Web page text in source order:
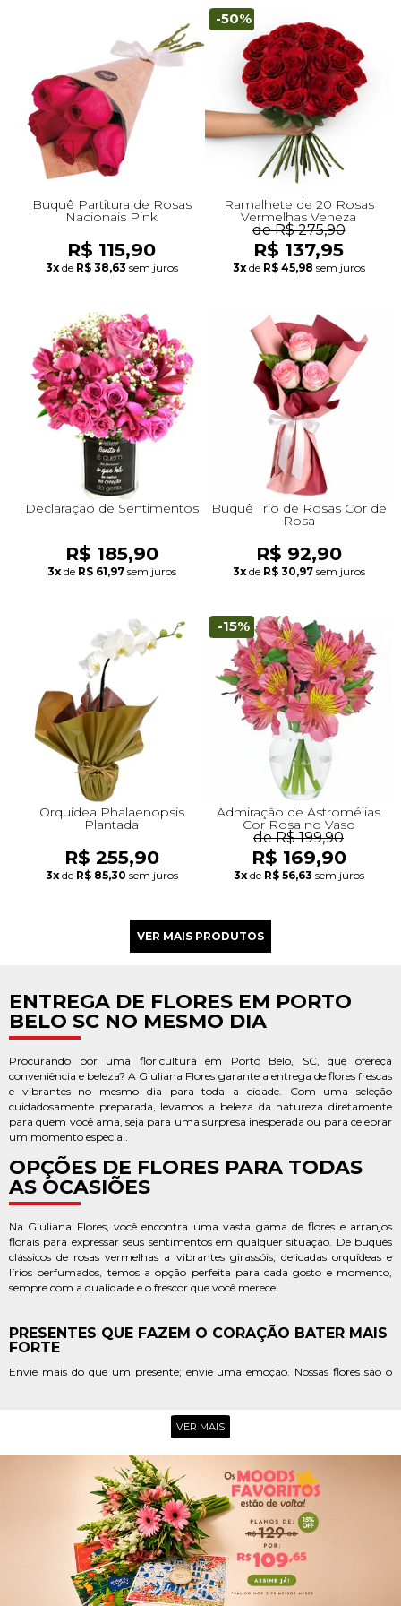
Buquê Partitura de Rosas
Nacionais Pink
R$ 115,90
3x de R$ 38,63 sem juros
-50%
Ramalhete de 20 Rosas
Vermelhas Veneza
de R$ 275,90
R$ 137,95
3x de R$ 45,98 sem juros
Declaração de Sentimentos
R$ 185,90
3x de R$ 61,97 sem juros
Buquê Trio de Rosas Cor de
Rosa
R$ 92,90
3x de R$ 30,97 sem juros
Orquídea Phalaenopsis
Plantada
R$ 255,90
3x de R$ 85,30 sem juros
-15%
Admiração de Astromélias
Cor Rosa no Vaso
de R$ 199,90
R$ 169,90
3x de R$ 56,63 sem juros
ENTREGA DE FLORES EM PORTO
BELO SC NO MESMO DIA
Procurando por uma floricultura em Porto Belo, SC, que ofereça
conveniência e beleza? A Giuliana Flores garante a entrega de flores frescas
e vibrantes no mesmo dia para toda a cidade. Com uma seleção
cuidadosamente preparada, levamos a beleza da natureza diretamente
para quem você ama, seja para uma surpresa inesperada ou para celebrar
um momento especial.
OPÇÕES DE FLORES PARA TODAS
AS OCASIÕES
Na Giuliana Flores, você encontra uma vasta gama de flores e arranjos
florais para expressar seus sentimentos em qualquer situação. De buquês
clássicos de rosas vermelhas a vibrantes girassóis, delicadas orquídeas e
lírios perfumados, temos a opção perfeita para cada gosto e momento,
sempre com a qualidade e o frescor que você merece.
PRESENTES QUE FAZEM O CORAÇÃO BATER MAIS
FORTE
Envie mais do que um presente; envie uma emoção. Nossas flores são o
de aquecer corações e criar memórias duradouras, transmitindo carinho,
amor e admiração com a delicadeza de cada pétala.
OPÇÕES PARA CELEBRAR, AGRADECER E
CELEBRE AS DATAS MAIS IMPORTANTES COM A
GIULIANA FLORES. TEMOS OPÇÕES ENCANTADORAS
PARA O DIA DOS NAMORADOS, ARRANJOS
DESLUMBRANTES PARA O DIA DAS MÃES, PRESENTES
CHEIOS DE CARINHO PARA O DIA DOS PAIS,
HOMENAGENS ESPECIAIS PARA O DIA DA MULHER E
CELEBRAÇÕES VIBRANTES PARA ANIVERSÁRIOS. PARA
VER MAIS